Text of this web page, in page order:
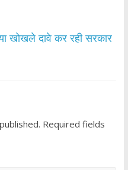
खोखले दावे कर रही सरकार
Required fields